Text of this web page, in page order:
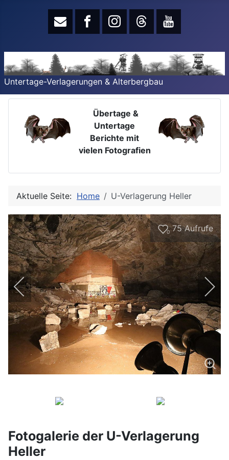
Untertage-Verlagerungen & Alterbergbau
Übertage &
Untertage
Berichte mit
vielen Fotografien
Aktuelle Seite: Home U-Verlagerung Heller
0 75Aufrufe
Fotogalerie der U-Verlagerung
Heller